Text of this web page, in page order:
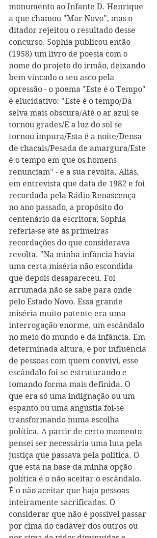
monumento ao Infante D. Henrique
a que chamou "Mar Novo", mas o
ditador rejeitou o resultado desse
concurso. Sophia publicou então
(1958) um livro de poesia com o
nome do projeto do irmão, deixando
bem vincado o seu asco pela
opressão - o poema "Este é o Tempo"
é elucidativo: "Este é o tempo/Da
selva mais obscura/Até o ar azul se
tornou grades/E a luz do sol se
tornou impura/Esta é a noite/Densa
de chacais/Pesada de amargura/Este
é o tempo em que os homens
renunciam" - e a sua revolta. Aliás,
em entrevista que data de 1982 e foi
recordada pela Rádio Renascença
no ano passado, a propósito do
centenário da escritora, Sophia
referia-se até às primeiras
recordações do que considerava
revolta. "Na minha infância havia
uma certa miséria não escondida
que depois desapareceu. Foi
arrumada não se sabe para onde
pelo Estado Novo. Essa grande
miséria muito patente era uma
interrogação enorme, um escândalo
no meio do mundo e da infância. Em
determinada altura, e por influência
de pessoas com quem convivi, esse
escândalo foi-se estruturando e
tomando forma mais definida. O
que era só uma indignação ou um
espanto ou uma angústia foi-se
transformando numa escolha
política. A partir de certo momento
pensei ser necessária uma luta pela
justiça que passava pela política. O
que está na base da minha opção
política é o não aceitar o escândalo.
É o não aceitar que haja pessoas
inteiramente sacrificadas. O
considerar que não é possível passar
por cima do cadáver dos outros ou